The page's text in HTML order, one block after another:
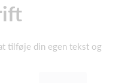
tilføje din egen tekst og